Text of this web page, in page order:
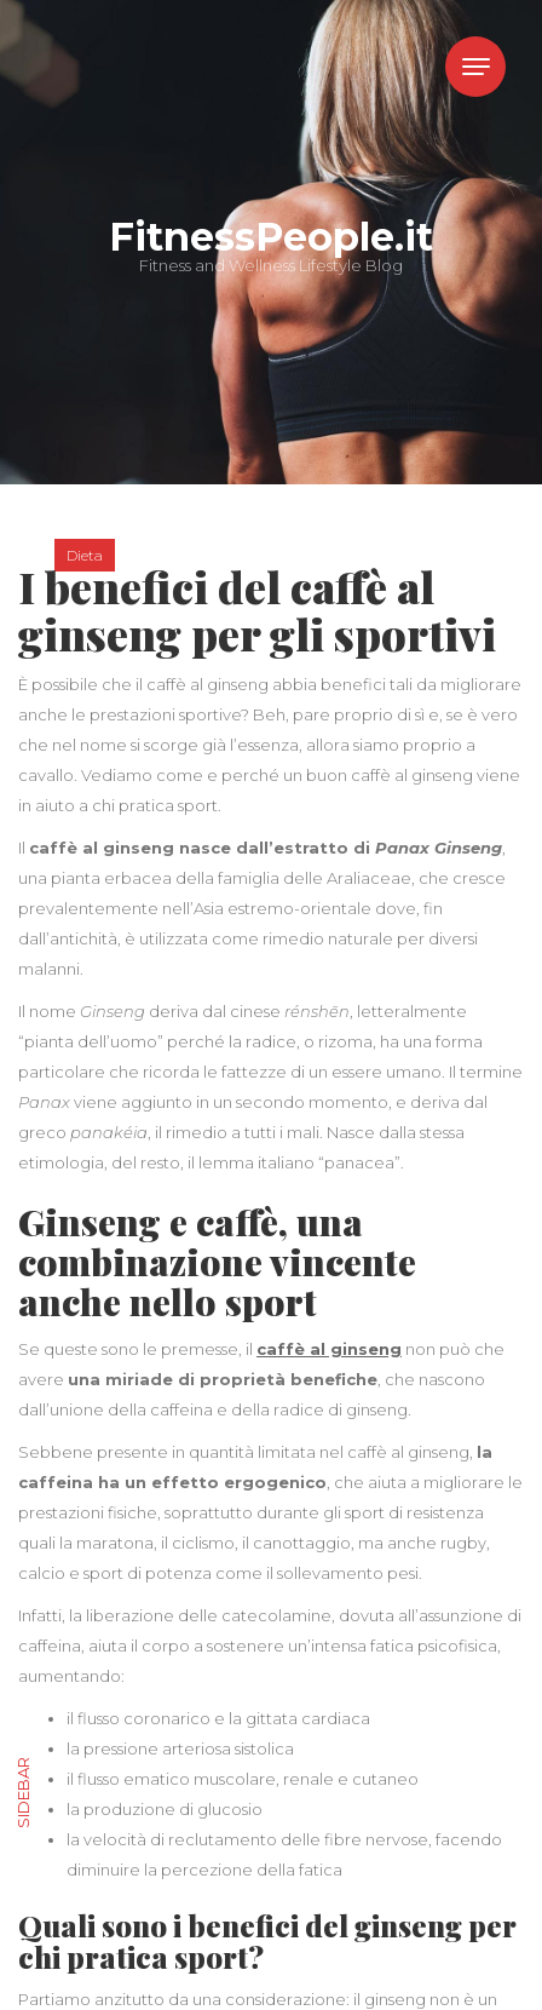
SIDEBAR
FitnessPeople.it
Fitness and Wellness Lifestyle Blog
Dieta
I benefici del caffè al
ginseng per gli sportivi
È possibile che il caffè al ginseng abbia benefici tali da migliorare
anche le prestazioni sportive? Beh, pare proprio di sì e, se è vero
che nel nome si scorge già l’essenza, allora siamo proprio a
cavallo. Vediamo come e perché un buon caffè al ginseng viene
in aiuto a chi pratica sport.
Il caffè al ginseng nasce dall’estratto di Panax Ginseng
una pianta erbacea della famiglia delle Araliaceae, che cresce
prevalentemente nell’Asia estremo-orientale dove, fin
dall’antichità, è utilizzata come rimedio naturale per diversi
malanni.
Il nome Ginseng deriva dal cinese rénshēn , letteralmente
“pianta dell’uomo” perché la radice, o rizoma, ha una forma
particolare che ricorda le fattezze di un essere umano. Il termine
Panaxviene aggiunto in un secondo momento, e deriva dal
greco panakéia , il rimedio a tutti i mali. Nasce dalla stessa
etimologia, del resto, il lemma italiano “panacea”.
Ginseng e caffè, una
combinazione vincente
anche nello sport
Se queste sono le premesse, il caffè al ginseng non può che
avere una miriade di proprietà benefiche , che nascono
dall’unione della caffeina e della radice di ginseng.
Sebbene presente in quantità limitata nel caffè al ginseng, la
caffeina ha un effetto ergogenico , che aiuta a migliorare le
prestazioni fisiche, soprattutto durante gli sport di resistenza
quali la maratona, il ciclismo, il canottaggio, ma anche rugby,
calcio e sport di potenza come il sollevamento pesi.
Infatti, la liberazione delle catecolamine, dovuta all’assunzione di
caffeina, aiuta il corpo a sostenere un’intensa fatica psicofisica,
aumentando:
il flusso coronarico e la gittata cardiaca
la pressione arteriosa sistolica
il flusso ematico muscolare, renale e cutaneo
la produzione di glucosio
la velocità di reclutamento delle fibre nervose, facendo
diminuire la percezione della fatica
Quali sono i benefici del ginseng per
chi pratica sport?
Partiamo anzitutto da una considerazione: il ginseng non è un